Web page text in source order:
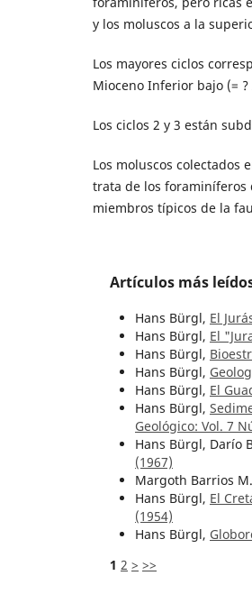
y los moluscos a la
Los mayores ciclos
Mioceno Inferior bajo (=
Los ciclos 2 y 3 están
Los moluscos colectados
trata de los foraminíferos
miembros típicos de la
Artículos más
Hans Bürgl, El
Hans Bürgl, El
Hans Bürgl,
Hans Bürgl,
Hans Bürgl, El
Hans Bürgl,
Geológico: Vol. 7
Hans Bürgl, Darío
(1967)
Margoth Barrios
Hans Bürgl, El
(1954)
Hans Bürgl,
1 2 > >>